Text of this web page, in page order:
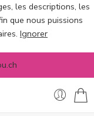
les descriptions, les
que nous puissions
Ignorer